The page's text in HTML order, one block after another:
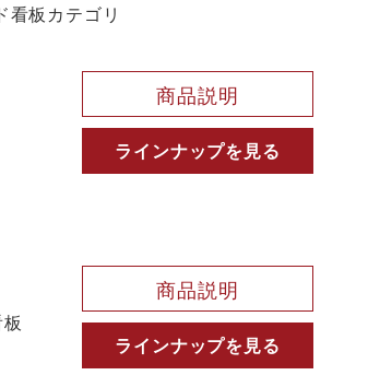
板カテゴリ
商品説明
ラインナップを見る
商品説明
ラインナップを見る